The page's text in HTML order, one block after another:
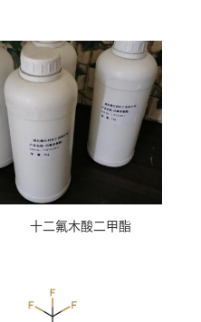
十二氟木酸二甲酯